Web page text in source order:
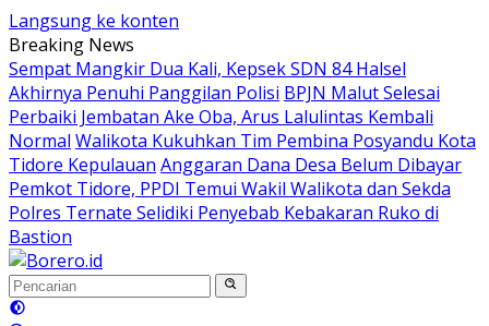
Langsung ke konten
Breaking News
Sempat Mangkir Dua Kali, Kepsek SDN 84 Halsel
Akhirnya Penuhi Panggilan Polisi BPJN Malut Selesai
Perbaiki Jembatan Ake Oba, Arus Lalulintas Kembali
Normal Walikota Kukuhkan Tim Pembina Posyandu Kota
Tidore Kepulauan Anggaran Dana Desa Belum Dibayar
Pemkot Tidore, PPDI Temui Wakil Walikota dan Sekda
Polres Ternate Selidiki Penyebab Kebakaran Ruko di
Bastion